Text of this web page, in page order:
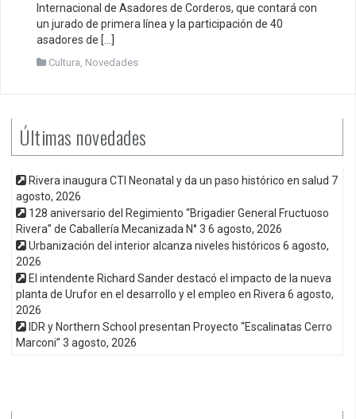
Internacional de Asadores de Corderos, que contará con
un jurado de primera línea y la participación de 40
asadores de […]
Cultura Novedades
Últimas novedades
Rivera inaugura CTI Neonatal y da un paso histórico en salud 7
agosto, 2026
128 aniversario del Regimiento “Brigadier General Fructuoso
Rivera” de Caballería Mecanizada N° 3 6 agosto, 2026
Urbanización del interior alcanza niveles históricos 6 agosto,
2026
El intendente Richard Sander destacó el impacto de la nueva
planta de Urufor en el desarrollo y el empleo en Rivera 6 agosto,
2026
IDR y Northern School presentan Proyecto “Escalinatas Cerro
Marconi” 3 agosto, 2026